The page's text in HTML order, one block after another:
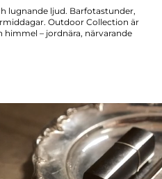
lugnande ljud. Barfotastunder,
Outdoor Collection är
– jordnära, närvarande